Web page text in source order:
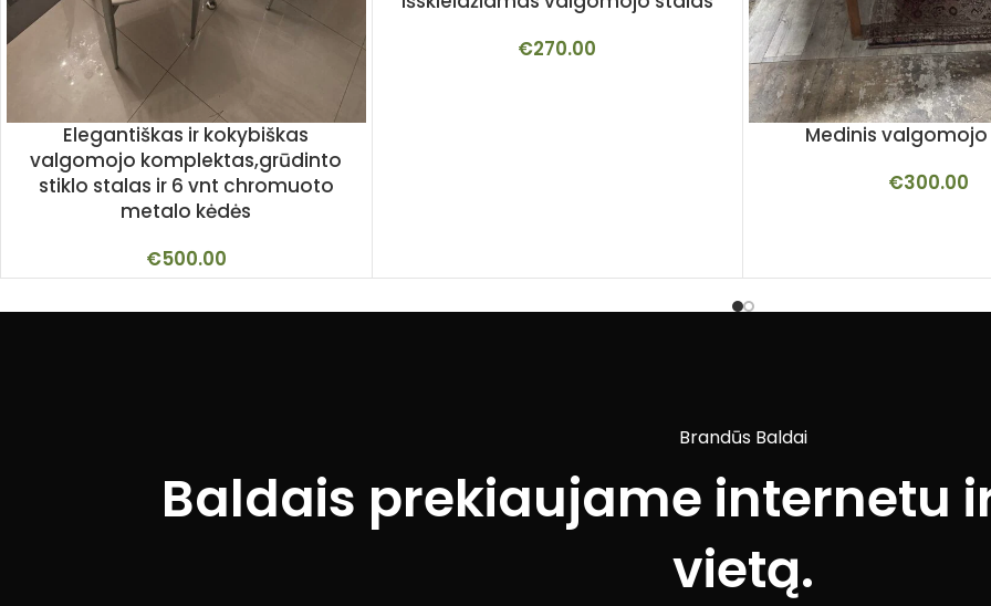
Elegantiškas ir kokybiškas
valgomojo komplektas,grūdinto
stiklo stalas ir 6 vnt chromuoto
metalo kėdės
€500.00
€270.00
Medinis
€300.00
Brandūs Baldai
Baldais prekiaujame internetu
vietą.